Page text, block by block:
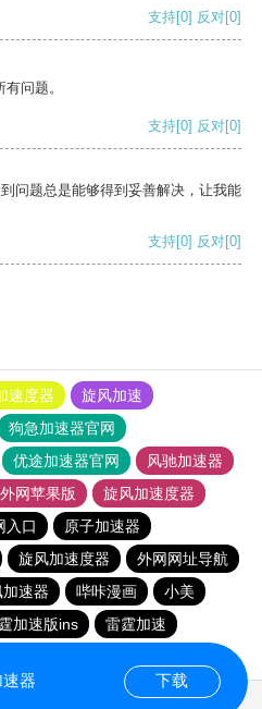
支持[0] 反对[0]
问题。
支持[0] 反对[0]
问题总是能够得到妥善解决，让我能
支持[0] 反对[0]
速度器
旋风加速
狗急加速器官网
优途加速器官网
风驰加速器
网苹果版
旋风加速度器
入口
原子加速器
旋风加速度器
外网网址导航
速器 哔咔漫画
小美
加速版ins
雷霆加速
器 下载